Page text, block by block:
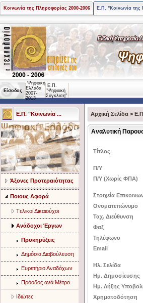
Κοινωνία της Πληροφορίας 2000-2006 Ε.Π. "Κοινωνία της
Είσοδος
Ψηφιακή
Ελλάδα
2007-
2013
Ε.Π.
"Ψηφιακή
Σύγκλιση"
Ε.Π. "Κοινωνία ...
Άξονες Προτεραιότητας
Ποιους Αφορά
Tελικοί Δικαιούχοι
Ανάδοχοι Έργων
Προκηρύξεις
Δημόσια Διαβούλευση
Ευρετήριο Αναδόχων
Πρόοδος ανά Μέτρο
Ιδιώτες
Αρχική Σελίδα >
Αναλυτική
Τίτλος
Π/Υ
Π/Υ (Χωρίς ΦΠΑ)
Στοιχεία
Ονοματεπώνυμο
Ταχ. Διεύθυνση
Φαξ
Τηλέφωνο
Email
Ηλ. Σελίδα
Ημ. Δημοσίευσης
Ημ. Λήξης
Χρηματοδότηση